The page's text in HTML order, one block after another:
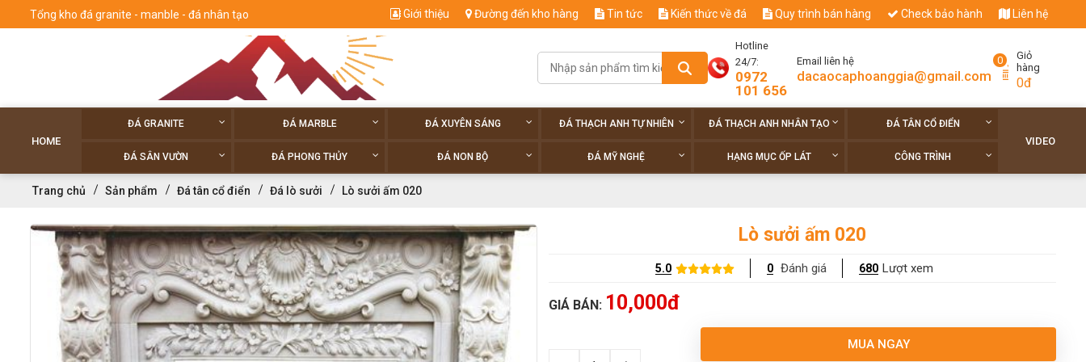
Tổng kho đá granite - manble - đá nhân tạo Giới thiệu Đường đến kho hàng Tin tức Kiến thức về đá Quy trình bán hàng Check bảo hành Liên hệ
Hotline
24/7:
0972
101 656
Email liên hệ
dacaocaphoanggia@gmail.com
0
Giỏ
hàng
0đ
HOME
ĐÁ GRANITE ĐÁ MARBLE ĐÁ XUYÊN SÁNG ĐÁ THẠCH ANH TỰ NHIÊN ĐÁ THẠCH ANH NHÂN TẠO ĐÁ TÂN CỔ ĐIỂN
ĐÁ SÂN VƯỜN ĐÁ PHONG THỦY ĐÁ NON BỘ ĐÁ MỸ NGHỆ HẠNG MỤC ỐP LÁT CÔNG TRÌNH
VIDEO
Trang chủ Sản phẩm Đá tân cổ điển Đá lò sưởi Lò sưởi ấm 020
Lò sưởi ấm 020
5.0 0 Đánh giá 680 Lượt xem
GIÁ BÁN: 10,000đ
MUA NGAY